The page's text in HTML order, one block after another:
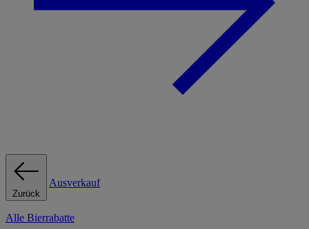
Zurück
Ausverkauf
Alle Bierrabatte